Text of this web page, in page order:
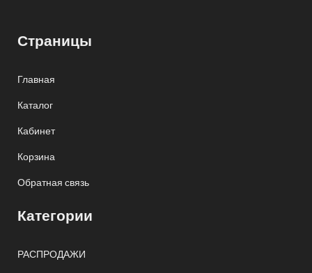
Страницы
Главная
Каталог
Кабинет
Корзина
Обратная связь
Категории
РАСПРОДАЖИ